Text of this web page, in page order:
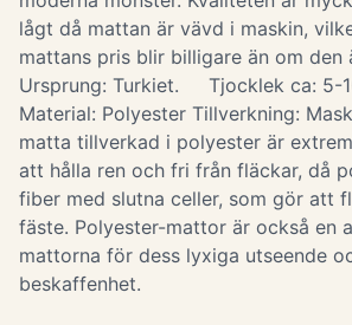
lågt då mattan är vävd i maskin,
mattans pris blir billigare än om den
Ursprung: Turkiet. Tjocklek ca:
Material: Polyester Tillverkning:
matta tillverkad i polyester är
att hålla ren och fri från fläckar, då
fiber med slutna celler, som gör att
fäste. Polyester-mattor är också en
mattorna för dess lyxiga utseende
beskaffenhet.